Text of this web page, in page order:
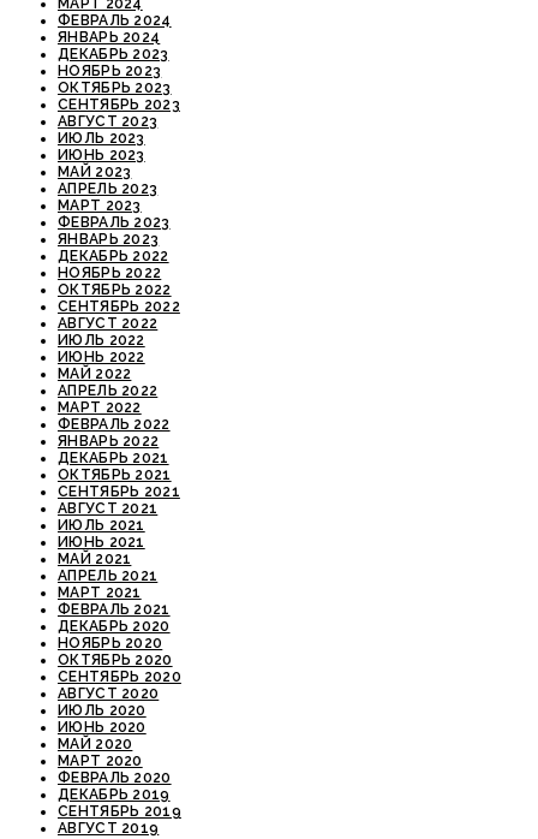
МАРТ 2024
ФЕВРАЛЬ 2024
ЯНВАРЬ 2024
ДЕКАБРЬ 2023
НОЯБРЬ 2023
ОКТЯБРЬ 2023
СЕНТЯБРЬ 2023
АВГУСТ 2023
ИЮЛЬ 2023
ИЮНЬ 2023
МАЙ 2023
АПРЕЛЬ 2023
МАРТ 2023
ФЕВРАЛЬ 2023
ЯНВАРЬ 2023
ДЕКАБРЬ 2022
НОЯБРЬ 2022
ОКТЯБРЬ 2022
СЕНТЯБРЬ 2022
АВГУСТ 2022
ИЮЛЬ 2022
ИЮНЬ 2022
МАЙ 2022
АПРЕЛЬ 2022
МАРТ 2022
ФЕВРАЛЬ 2022
ЯНВАРЬ 2022
ДЕКАБРЬ 2021
ОКТЯБРЬ 2021
СЕНТЯБРЬ 2021
АВГУСТ 2021
ИЮЛЬ 2021
ИЮНЬ 2021
МАЙ 2021
АПРЕЛЬ 2021
МАРТ 2021
ФЕВРАЛЬ 2021
ДЕКАБРЬ 2020
НОЯБРЬ 2020
ОКТЯБРЬ 2020
СЕНТЯБРЬ 2020
АВГУСТ 2020
ИЮЛЬ 2020
ИЮНЬ 2020
МАЙ 2020
МАРТ 2020
ФЕВРАЛЬ 2020
ДЕКАБРЬ 2019
СЕНТЯБРЬ 2019
АВГУСТ 2019